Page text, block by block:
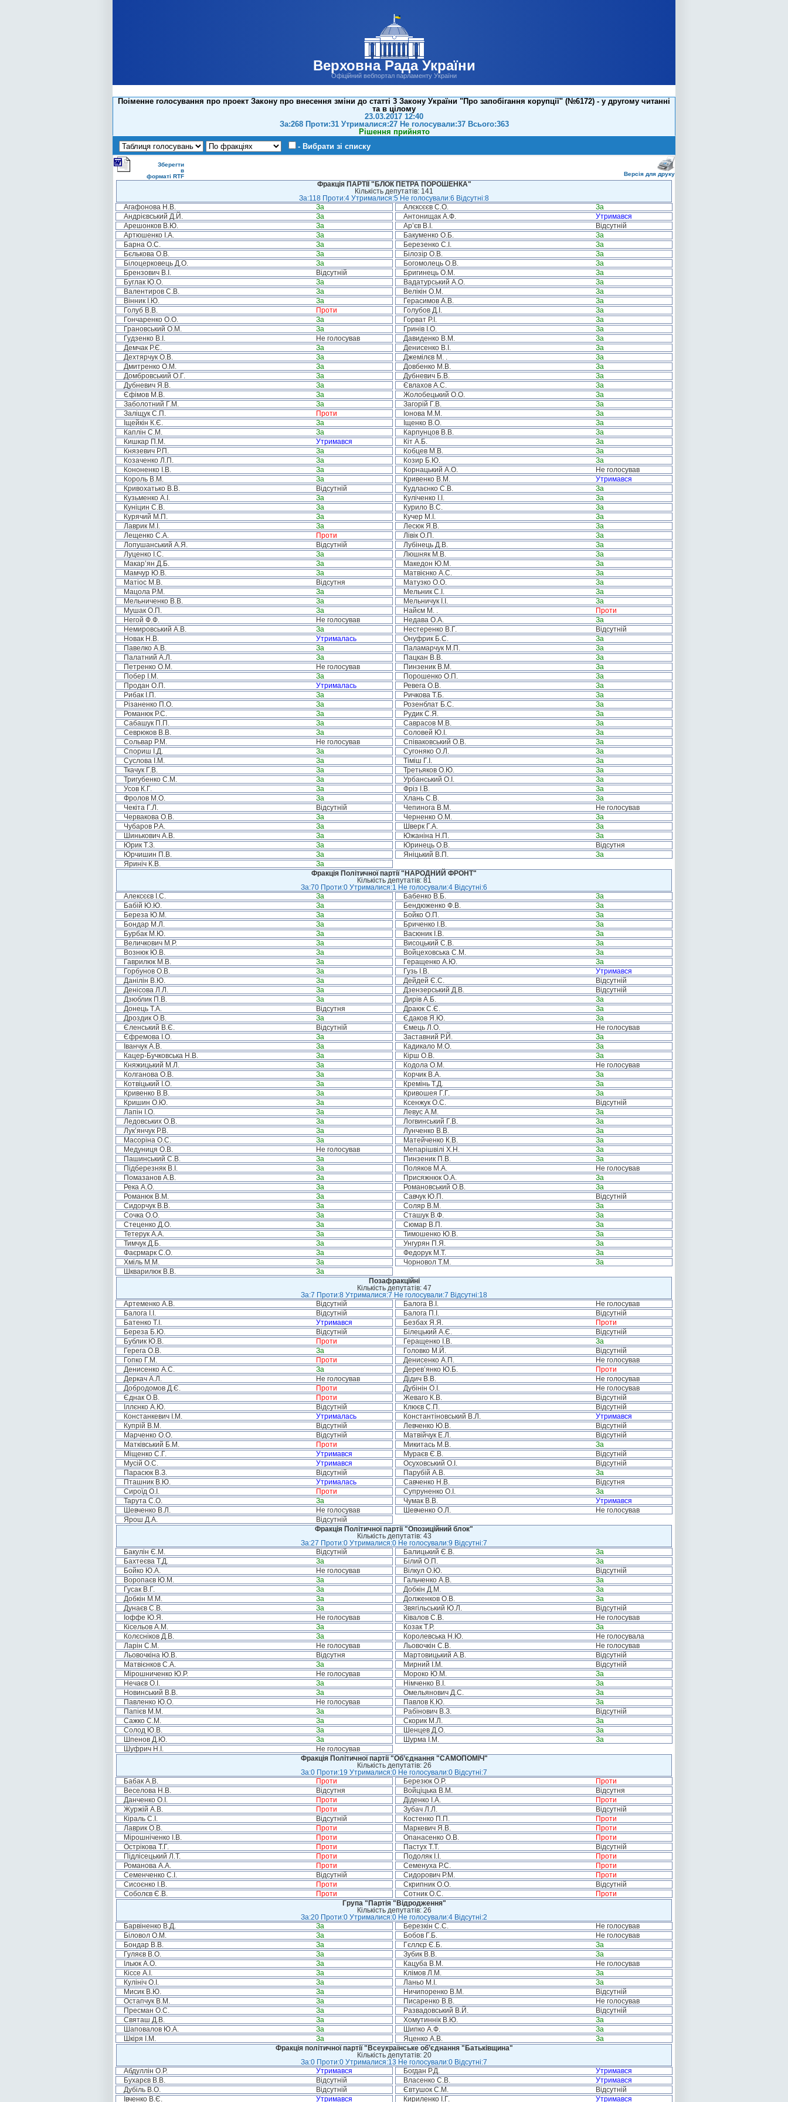
Верховна Рада України
Офіційний вебпортал парламенту України
Поіменне голосування про проект Закону про внесення зміни до статті 3 Закону України "Про запобігання корупції" (№6172) - у другому читанні
та в цілому
23.03.2017 12:40
За:268 Проти:31 Утрималися:27 Не голосували:37 Всього:363
Рішення прийнято
- Вибрати зі списку
Зберегти
в
форматі RTF
Версія для друку
Фракція ПАРТІЇ "БЛОК ПЕТРА ПОРОШЕНКА"
Кількість депутатів: 141
За:118 Проти:4 Утрималися:5 Не голосували:6 Відсутні:8
Агафонова Н.В.
За Алєксєєв С.О.
За
Андрієвський Д.Й.
За Антонищак А.Ф.
Утримався
Арешонков В.Ю.
За Ар’єв В.І.
Відсутній
Артюшенко І.А.
За Бакуменко О.Б.
За
Барна О.С.
За Березенко С.І.
За
Бєлькова О.В.
За Білозір О.В.
За
Білоцерковець Д.О.
За Богомолець О.В.
За
Брензович В.І.
Відсутній Бригинець О.М.
За
Буглак Ю.О.
За Вадатурський А.О.
За
Валентиров С.В.
За Велікін О.М.
За
Вінник І.Ю.
За Герасимов А.В.
За
Голуб В.В.
Проти Голубов Д.І.
За
Гончаренко О.О.
За Горват Р.І.
За
Грановський О.М.
За Гринів І.О.
За
Гудзенко В.І.
Не голосував Давиденко В.М.
За
Демчак Р.Є.
За Денисенко В.І.
За
Дехтярчук О.В.
За Джемілєв М. .
За
Дмитренко О.М.
За Довбенко М.В.
За
Домбровський О.Г.
За Дубневич Б.В.
За
Дубневич Я.В.
За Євлахов А.С.
За
Єфімов М.В.
За Жолобецький О.О.
За
Заболотний Г.М.
За Загорій Г.В.
За
Заліщук С.П.
Проти Іонова М.М.
За
Іщейкін К.Є.
За Іщенко В.О.
За
Каплін С.М.
За Карпунцов В.В.
За
Кишкар П.М.
Утримався Кіт А.Б.
За
Князевич Р.П.
За Кобцев М.В.
За
Козаченко Л.П.
За Козир Б.Ю.
За
Кононенко І.В.
За Корнацький А.О.
Не голосував
Король В.М.
За Кривенко В.М.
Утримався
Кривохатько В.В.
Відсутній Кудлаєнко С.В.
За
Кузьменко А.І.
За Куліченко І.І.
За
Куніцин С.В.
За Курило В.С.
За
Курячий М.П.
За Кучер М.І.
За
Лаврик М.І.
За Лесюк Я.В.
За
Лещенко С.А.
Проти Лівік О.П.
За
Лопушанський А.Я.
Відсутній Лубінець Д.В.
За
Луценко І.С.
За Люшняк М.В.
За
Макар’ян Д.Б.
За Македон Ю.М.
За
Мамчур Ю.В.
За Матвієнко А.С.
За
Матіос М.В.
Відсутня Матузко О.О.
За
Мацола Р.М.
За Мельник С.І.
За
Мельниченко В.В.
За Мельничук І.І.
За
Мушак О.П.
За Найєм М. .
Проти
Негой Ф.Ф.
Не голосував Недава О.А.
За
Немировський А.В.
За Нестеренко В.Г.
Відсутній
Новак Н.В.
Утрималась Онуфрик Б.С.
За
Павелко А.В.
За Паламарчук М.П.
За
Палатний А.Л.
За Пацкан В.В.
За
Петренко О.М.
Не голосував Пинзеник В.М.
За
Побер І.М.
За Порошенко О.П.
За
Продан О.П.
Утрималась Ревега О.В.
За
Рибак І.П.
За Ричкова Т.Б.
За
Різаненко П.О.
За Розенблат Б.С.
За
Романюк Р.С.
За Рудик С.Я.
За
Сабашук П.П.
За Саврасов М.В.
За
Севрюков В.В.
За Соловей Ю.І.
За
Сольвар Р.М.
Не голосував Співаковський О.В.
За
Спориш І.Д.
За Сугоняко О.Л.
За
Суслова І.М.
За Тіміш Г.І.
За
Ткачук Г.В.
За Третьяков О.Ю.
За
Тригубенко С.М.
За Урбанський О.І.
За
Усов К.Г.
За Фріз І.В.
За
Фролов М.О.
За Хлань С.В.
За
Чекіта Г.Л.
Відсутній Чепинога В.М.
Не голосував
Червакова О.В.
За Черненко О.М.
За
Чубаров Р.А.
За Шверк Г.А.
За
Шинькович А.В.
За Южаніна Н.П.
За
Юрик Т.З.
За Юринець О.В.
Відсутня
Юрчишин П.В.
За Яніцький В.П.
За
Яриніч К.В.
За
Фракція Політичної партії "НАРОДНИЙ ФРОНТ"
Кількість депутатів: 81
За:70 Проти:0 Утрималися:1 Не голосували:4 Відсутні:6
Алексєєв І.С.
За Бабенко В.Б.
За
Бабій Ю.Ю.
За Бендюженко Ф.В.
За
Береза Ю.М.
За Бойко О.П.
За
Бондар М.Л.
За Бриченко І.В.
За
Бурбак М.Ю.
За Васюник І.В.
За
Величкович М.Р.
За Висоцький С.В.
За
Вознюк Ю.В.
За Войцеховська С.М.
За
Гаврилюк М.В.
За Геращенко А.Ю.
За
Горбунов О.В.
За Гузь І.В.
Утримався
Данілін В.Ю.
За Дейдей Є.С.
Відсутній
Денісова Л.Л.
За Дзензерський Д.В.
Відсутній
Дзюблик П.В.
За Дирів А.Б.
За
Донець Т.А.
Відсутня Драюк С.Є.
За
Дроздик О.В.
За Єдаков Я.Ю.
За
Єленський В.Є.
Відсутній Ємець Л.О.
Не голосував
Єфремова І.О.
За Заставний Р.Й.
За
Іванчук А.В.
За Кадикало М.О.
За
Кацер-Бучковська Н.В.
За Кірш О.В.
За
Княжицький М.Л.
За Кодола О.М.
Не голосував
Колганова О.В.
За Корчик В.А.
За
Котвіцький І.О.
За Кремінь Т.Д.
За
Кривенко В.В.
За Кривошея Г.Г.
За
Кришин О.Ю.
За Ксенжук О.С.
Відсутній
Лапін І.О.
За Левус А.М.
За
Ледовських О.В.
За Логвинський Г.В.
За
Лук’янчук Р.В.
За Лунченко В.В.
За
Масоріна О.С.
За Матейченко К.В.
За
Медуниця О.В.
Не голосував Мепарішвілі Х.Н.
За
Пашинський С.В.
За Пинзеник П.В.
За
Підберезняк В.І.
За Поляков М.А.
Не голосував
Помазанов А.В.
За Присяжнюк О.А.
За
Река А.О.
За Романовський О.В.
За
Романюк В.М.
За Савчук Ю.П.
Відсутній
Сидорчук В.В.
За Соляр В.М.
За
Сочка О.О.
За Сташук В.Ф.
За
Стеценко Д.О.
За Сюмар В.П.
За
Тетерук А.А.
За Тимошенко Ю.В.
За
Тимчук Д.Б.
За Унгурян П.Я.
За
Фаєрмарк С.О.
За Федорук М.Т.
За
Хміль М.М.
За Чорновол Т.М.
За
Шкварилюк В.В.
За
Позафракційні
Кількість депутатів: 47
За:7 Проти:8 Утрималися:7 Не голосували:7 Відсутні:18
Артеменко А.В.
Відсутній Балога В.І.
Не голосував
Балога І.І.
Відсутній Балога П.І.
Відсутній
Батенко Т.І.
Утримався Безбах Я.Я.
Проти
Береза Б.Ю.
Відсутній Білецький А.Є.
Відсутній
Бублик Ю.В.
Проти Геращенко І.В.
За
Герега О.В.
За Головко М.Й.
Відсутній
Гопко Г.М.
Проти Денисенко А.П.
Не голосував
Денисенко А.С.
За Дерев’янко Ю.Б.
Проти
Деркач А.Л.
Не голосував Дідич В.В.
Не голосував
Добродомов Д.Є.
Проти Дубінін О.І.
Не голосував
Єднак О.В.
Проти Жеваго К.В.
Відсутній
Іллєнко А.Ю.
Відсутній Клюєв С.П.
Відсутній
Констанкевич І.М.
Утрималась Константіновський В.Л.
Утримався
Купрій В.М.
Відсутній Левченко Ю.В.
Відсутній
Марченко О.О.
Відсутній Матвійчук Е.Л.
Відсутній
Матківський Б.М.
Проти Микитась М.В.
За
Міщенко С.Г.
Утримався Мураєв Є.В.
Відсутній
Мусій О.С.
Утримався Осуховський О.І.
Відсутній
Парасюк В.З.
Відсутній Парубій А.В.
За
Пташник В.Ю.
Утрималась Савченко Н.В.
Відсутня
Сироїд О.І.
Проти Супруненко О.І.
За
Тарута С.О.
За Чумак В.В.
Утримався
Шевченко В.Л.
Не голосував Шевченко О.Л.
Не голосував
Ярош Д.А.
Відсутній
Фракція Політичної партії "Опозиційний блок"
Кількість депутатів: 43
За:27 Проти:0 Утрималися:0 Не голосували:9 Відсутні:7
Бакулін Є.М.
Відсутній Балицький Є.В.
За
Бахтеєва Т.Д.
За Білий О.П.
За
Бойко Ю.А.
Не голосував Вілкул О.Ю.
Відсутній
Воропаєв Ю.М.
За Гальченко А.В.
За
Гусак В.Г.
За Добкін Д.М.
За
Добкін М.М.
За Долженков О.В.
За
Дунаєв С.В.
За Звягільський Ю.Л.
Відсутній
Іоффе Ю.Я.
Не голосував Ківалов С.В.
Не голосував
Кісельов А.М.
За Козак Т.Р.
За
Колєсніков Д.В.
За Королевська Н.Ю.
Не голосувала
Ларін С.М.
Не голосував Льовочкін С.В.
Не голосував
Льовочкіна Ю.В.
Відсутня Мартовицький А.В.
Відсутній
Матвієнков С.А.
За Мирний І.М.
Відсутній
Мірошниченко Ю.Р.
Не голосував Мороко Ю.М.
За
Нечаєв О.І.
За Німченко В.І.
За
Новинський В.В.
За Омельянович Д.С.
За
Павленко Ю.О.
Не голосував Павлов К.Ю.
За
Папієв М.М.
За Рабінович В.З.
Відсутній
Сажко С.М.
За Скорик М.Л.
За
Солод Ю.В.
За Шенцев Д.О.
За
Шпенов Д.Ю.
За Шурма І.М.
За
Шуфрич Н.І.
Не голосував
Фракція Політичної партії "Об’єднання "САМОПОМІЧ"
Кількість депутатів: 26
За:0 Проти:19 Утрималися:0 Не голосували:0 Відсутні:7
Бабак А.В.
Проти Березюк О.Р.
Проти
Веселова Н.В.
Відсутня Войціцька В.М.
Відсутня
Данченко О.І.
Проти Діденко І.А.
Проти
Журжій А.В.
Проти Зубач Л.Л.
Відсутній
Кіраль С.І.
Відсутній Костенко П.П.
Проти
Лаврик О.В.
Проти Маркевич Я.В.
Проти
Мірошніченко І.В.
Проти Опанасенко О.В.
Проти
Острікова Т.Г.
Проти Пастух Т.Т.
Відсутній
Підлісецький Л.Т.
Проти Подоляк І.І.
Проти
Романова А.А.
Проти Семенуха Р.С.
Проти
Семенченко С.І.
Відсутній Сидорович Р.М.
Проти
Сисоєнко І.В.
Проти Скрипник О.О.
Відсутній
Соболєв Є.В.
Проти Сотник О.С.
Проти
Група "Партія "Відродження"
Кількість депутатів: 26
За:20 Проти:0 Утрималися:0 Не голосували:4 Відсутні:2
Барвіненко В.Д.
За Березкін С.С.
Не голосував
Біловол О.М.
За Бобов Г.Б.
Не голосував
Бондар В.В.
За Гєллєр Є.Б.
За
Гуляєв В.О.
За Зубик В.В.
За
Ільюк А.О.
За Кацуба В.М.
Не голосував
Кіссе А.І.
За Клімов Л.М.
За
Кулініч О.І.
За Ланьо М.І.
За
Мисик В.Ю.
За Ничипоренко В.М.
Відсутній
Остапчук В.М.
За Писаренко В.В.
Не голосував
Пресман О.С.
За Развадовський В.Й.
Відсутній
Святаш Д.В.
За Хомутиннік В.Ю.
За
Шаповалов Ю.А.
За Шипко А.Ф.
За
Шкіря І.М.
За Яценко А.В.
За
Фракція політичної партії "Всеукраїнське об’єднання "Батьківщина"
Кількість депутатів: 20
За:0 Проти:0 Утрималися:13 Не голосували:0 Відсутні:7
Абдуллін О.Р.
Утримався Богдан Р.Д.
Утримався
Бухарєв В.В.
Відсутній Власенко С.В.
Утримався
Дубіль В.О.
Відсутній Євтушок С.М.
Відсутній
Івченко В.Є.
Утримався Кириленко І.Г. Утримався